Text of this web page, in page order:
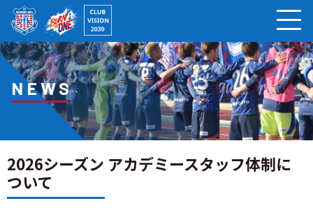
NEWS
2026シーズン アカデミースタッフ体制に
ついて